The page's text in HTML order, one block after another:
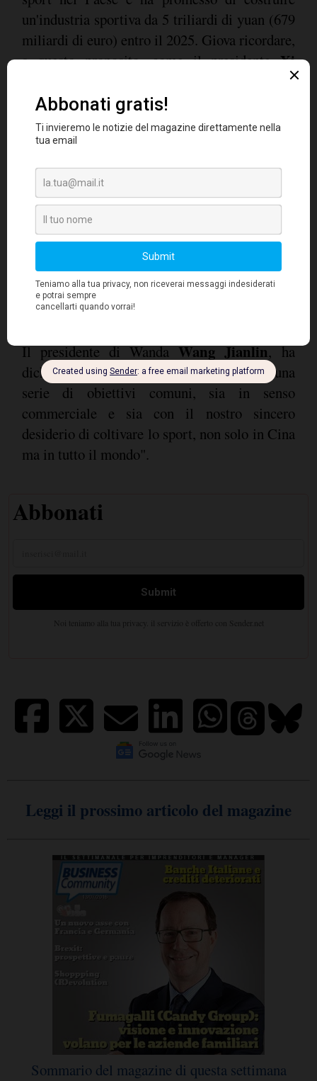
un'industria sportiva da 5 triliardi di yuan (679
miliardi di euro) entro il 2025. Giova ricordare,
a questo proposito, come il presidenteXi
sia un grande appassionato di calcio.
L'accordo tra Dalian Wanda e Adidas segna
l'ultima partnership importante assicurata
dall'azienda cinese. Nel mese di marzo è infatti
diventata top-tier partner della FIFA, organo di
governo mondiale del calcio. Nello scorso
giugno ha firmato una partnership strategica di
lungo termine fino al 2033 con la
l'organo di governo mondiale del basket,
attraverso l'agenzia diInfront Sports &
Mediadi proprietà Wanda.
Il presidente di WandaWang Jianlin, ha
dichiarato: "Wanda e Adidas condividono una
serie di obiettivi comuni, sia in senso
commerciale e sia con il nostro sincero
desiderio di coltivare lo sport, non solo in Cina
ma in tutto il mondo".
Leggi il prossimo articolo del magazine
Sommario del magazine di questa settimana